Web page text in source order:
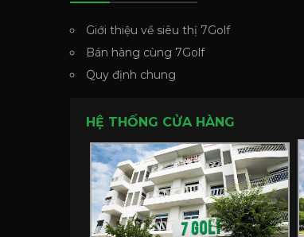
Giới thiệu về siêu thị 7Golf
Bán hàng cùng 7Golf
Quy định chung
HỆ THỐNG CỬA HÀNG